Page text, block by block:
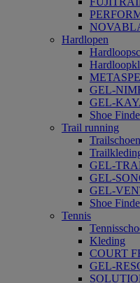
Hardlopen
GEL-
GEL-
Shoe
Trail running
GEL-
GEL-
GEL-
Shoe
Tennis
Kleding
COURT
GEL-